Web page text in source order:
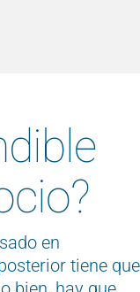
en
tiene que